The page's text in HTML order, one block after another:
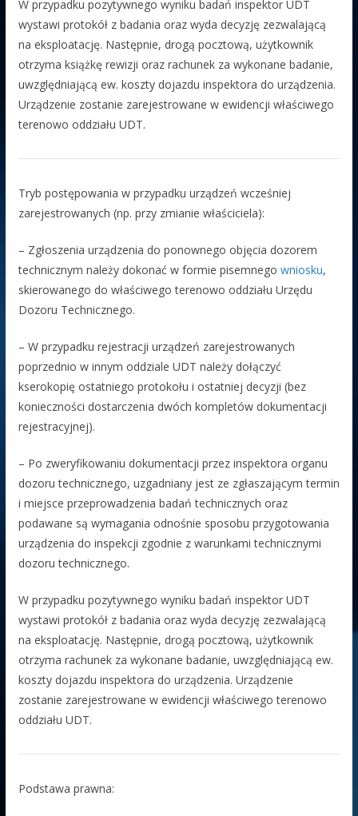
W przypadku pozytywnego wyniku badań inspektor UDT
wystawi protokół z badania oraz wyda decyzję zezwalającą
na eksploatację. Następnie, drogą pocztową, użytkownik
otrzyma książkę rewizji oraz rachunek za wykonane badanie,
uwzględniającą ew. koszty dojazdu inspektora do urządzenia.
Urządzenie zostanie zarejestrowane w ewidencji właściwego
terenowo oddziału UDT.
Tryb postępowania w przypadku urządzeń wcześniej
zarejestrowanych (np. przy zmianie właściciela):
– Zgłoszenia urządzenia do ponownego objęcia dozorem
technicznym należy dokonać w formie pisemnego wniosku,
skierowanego do właściwego terenowo oddziału Urzędu
Dozoru Technicznego.
– W przypadku rejestracji urządzeń zarejestrowanych
poprzednio w innym oddziale UDT należy dołączyć
kserokopię ostatniego protokołu i ostatniej decyzji (bez
konieczności dostarczenia dwóch kompletów dokumentacji
rejestracyjnej).
– Po zweryfikowaniu dokumentacji przez inspektora organu
dozoru technicznego, uzgadniany jest ze zgłaszającym termin
i miejsce przeprowadzenia badań technicznych oraz
podawane są wymagania odnośnie sposobu przygotowania
urządzenia do inspekcji zgodnie z warunkami technicznymi
dozoru technicznego.
W przypadku pozytywnego wyniku badań inspektor UDT
wystawi protokół z badania oraz wyda decyzję zezwalającą
na eksploatację. Następnie, drogą pocztową, użytkownik
otrzyma rachunek za wykonane badanie, uwzględniającą ew.
koszty dojazdu inspektora do urządzenia. Urządzenie
zostanie zarejestrowane w ewidencji właściwego terenowo
oddziału UDT.
Podstawa prawna: